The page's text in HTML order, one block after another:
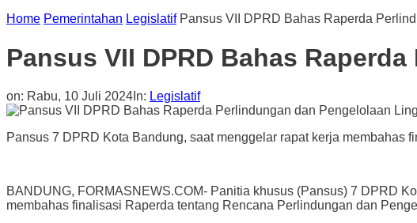
Home Pemerintahan Legislatif Pansus VII DPRD Bahas Raperda
Pansus VII DPRD Bahas
on: Rabu, 10 Juli 2024 In: Legislatif
Pansus 7 DPRD Kota Bandung, saat menggelar rapat kerja
BANDUNG, FORMASNEWS.COM- Panitia khusus (Pansus) 7 DPRD
membahas finalisasi Raperda tentang Rencana Perlindungan dan